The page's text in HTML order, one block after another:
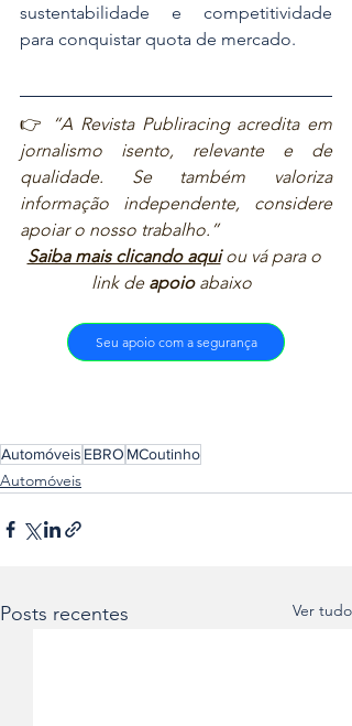
sustentabilidade e competitividade
para conquistar quota de mercado.
👉
“A Revista Publiracing acredita em
jornalismo isento, relevante e de
qualidade. Se também valoriza
informação independente, considere
apoiar o nosso trabalho.”
Saiba mais clicando aqui ou vá para o
link de apoio abaixo
Seu apoio com a segurança
Automóveis EBRO MCoutinho
Automóveis
Posts recentes Ver tudo